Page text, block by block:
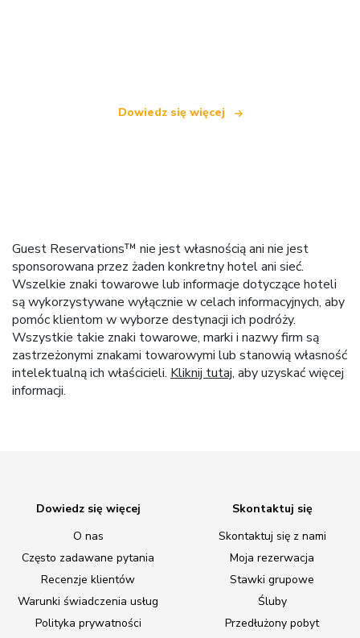
Dowiedz się więcej
Guest Reservations™ nie jest własnością ani nie jest
sponsorowana przez żaden konkretny hotel ani sieć.
Wszelkie znaki towarowe lub informacje dotyczące hoteli
są wykorzystywane wyłącznie w celach informacyjnych, aby
pomóc klientom w wyborze destynacji ich podróży.
Wszystkie takie znaki towarowe, marki i nazwy firm są
zastrzeżonymi znakami towarowymi lub stanowią własność
intelektualną ich właścicieli. Kliknij tutaj, aby uzyskać więcej
informacji.
Dowiedz się więcej
O nas
Często zadawane pytania
Recenzje klientów
Warunki świadczenia usług
Polityka prywatności
Skontaktuj się
Skontaktuj się z nami
Moja rezerwacja
Stawki grupowe
Śluby
Przedłużony pobyt